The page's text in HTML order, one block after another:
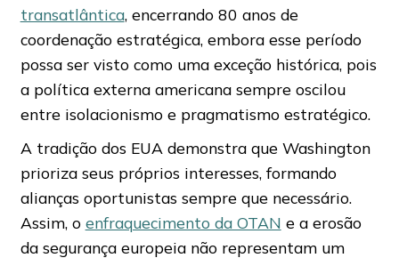
transatlântica, encerrando 80 anos de
coordenação estratégica, embora esse período
possa ser visto como uma exceção histórica, pois
a política externa americana sempre oscilou
entre isolacionismo e pragmatismo estratégico.
A tradição dos EUA demonstra que Washington
prioriza seus próprios interesses, formando
alianças oportunistas sempre que necessário.
Assim, o enfraquecimento da OTAN e a erosão
da segurança europeia não representam um